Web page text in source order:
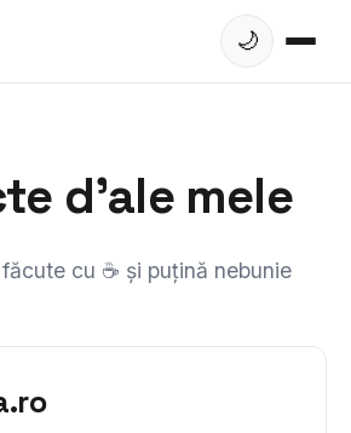
🌙
d'ale mele
cu ☕ și puțină nebunie